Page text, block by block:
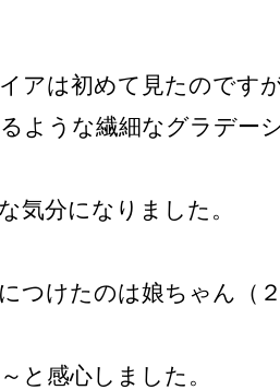
アは初めて見たのです
ような繊細なグラデー
気分になりました。
つけたのは娘ちゃん（
と感心しました。